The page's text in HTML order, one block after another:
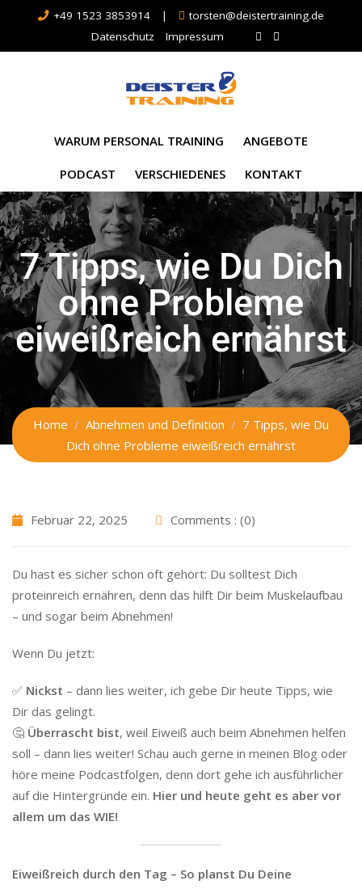
+49 1523 3853914 |
torsten@deistertraining.de
Datenschutz
Impressum
WARUM PERSONAL TRAINING ANGEBOTE
PODCAST VERSCHIEDENES KONTAKT
7 Tipps, wie Du Dich
ohne Probleme
eiweißreich ernährst
Home Abnehmen und Definition
7 Tipps, wie Du
Dich ohne Probleme eiweißreich ernährst
Februar 22, 2025 Comments : (0)
Du hast es sicher schon oft gehört: Du solltest Dich
proteinreich ernähren, denn das hilft Dir beim Muskelaufbau
– und sogar beim Abnehmen!
Wenn Du jetzt:
✅ Nickst – dann lies weiter, ich gebe Dir heute Tipps, wie
Dir das gelingt.
🤔 Überrascht bist, weil Eiweiß auch beim Abnehmen helfen
soll – dann lies weiter! Schau auch gerne in meinen Blog oder
höre meine Podcastfolgen, denn dort gehe ich ausführlicher
auf die Hintergründe ein. Hier und heute geht es aber vor
allem um das WIE!
Eiweißreich durch den Tag – So planst Du Deine